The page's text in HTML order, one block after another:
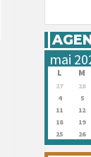
L M
27 28
4
5
11
12
18
19
25
26